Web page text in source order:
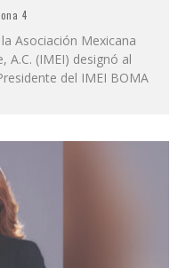
4
Asociación Mexicana
A.C. (IMEI) designó al
del IMEI BOMA